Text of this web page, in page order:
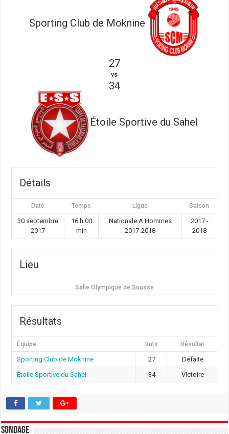
Sporting Club de Moknine
27
vs
34
Étoile Sportive du Sahel
Détails
Date Temps Ligue Saison
30 septembre
2017
16 h 00
min
Nationale A Hommes
2017-2018
2017 -
2018
Lieu
Salle Olympique de Sousse
Résultats
Équipe Buts Résultat
Sporting Club de Moknine 27
Défaite
Étoile Sportive du Sahel
34 Victoire
Sondage